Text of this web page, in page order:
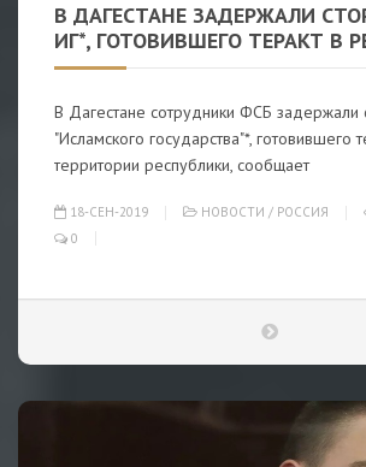
В ДАГЕСТАНЕ ЗАДЕРЖАЛИ
ИГ*, ГОТОВИВШЕГО ТЕРАКТ В
В Дагестане сотрудники ФСБ задержали
"Исламского государства"*, готовившего
территории республики, сообщает
18-СЕН-2019 НОВОСТИ / РОССИЯ
0